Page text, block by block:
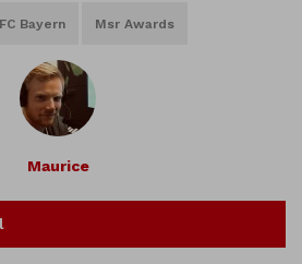
FC Bayern Msr Awards
Maurice